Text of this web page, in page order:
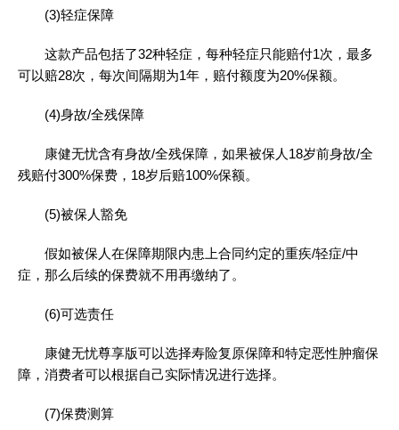
(3)轻症保障
这款产品包括了32种轻症，每种轻症只能赔付1次，最多
可以赔28次，每次间隔期为1年，赔付额度为20%保额。
(4)身故/全残保障
康健无忧含有身故/全残保障，如果被保人18岁前身故/全
残赔付300%保费，18岁后赔100%保额。
(5)被保人豁免
假如被保人在保障期限内患上合同约定的重疾/轻症/中
症，那么后续的保费就不用再缴纳了。
(6)可选责任
康健无忧尊享版可以选择寿险复原保障和特定恶性肿瘤保
障，消费者可以根据自己实际情况进行选择。
(7)保费测算